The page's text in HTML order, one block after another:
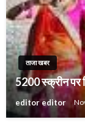
ताजा खबर
5200 स्क्रीन पर
editor editor